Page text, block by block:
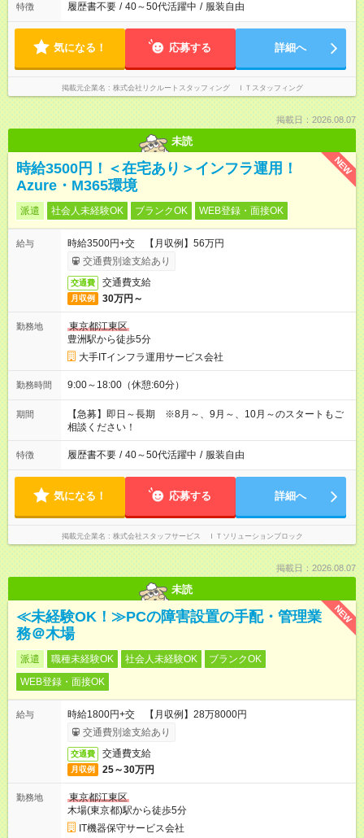
特徴 履歴書不要 / 40～50代活躍中 / 服装自由
気になる！ 応募する 詳細へ
掲載元企業名 株式会社リクルートスタッフィング ＩＴスタッフィング
掲載日：2026.08.07
未読
NEW
時給3500円！＜在宅あり＞インフラ運用！
Azure・M365環境
派遣 社会人未経験OK ブランクOK WEB登録・面接OK
給与
時給3500円+交 【月収例】56万円
交通費別途支給あり
交通費 交通費支給
月収例 30万円～
勤務地
東京都江東区
豊洲駅から徒歩5分
大手ITインフラ運用サービス会社
勤務時間 9:00～18:00（休憩:60分）
期間
【急募】即日～長期 ※8月～、9月～、10月～のスタートもご
相談ください！
特徴 履歴書不要 / 40～50代活躍中 / 服装自由
気になる！ 応募する 詳細へ
掲載元企業名 株式会社スタッフサービス ＩＴソリューションブロック
掲載日：2026.08.07
未読
NEW
≪未経験OK！≫PCの障害設置の手配・管理業
務＠木場
派遣 職種未経験OK 社会人未経験OK
ブランクOK
WEB登録・面接OK
給与
時給1800円+交 【月収例】28万8000円
交通費別途支給あり
交通費 交通費支給
月収例 25～30万円
勤務地
東京都江東区
木場(東京都)駅から徒歩5分
IT機器保守サービス会社